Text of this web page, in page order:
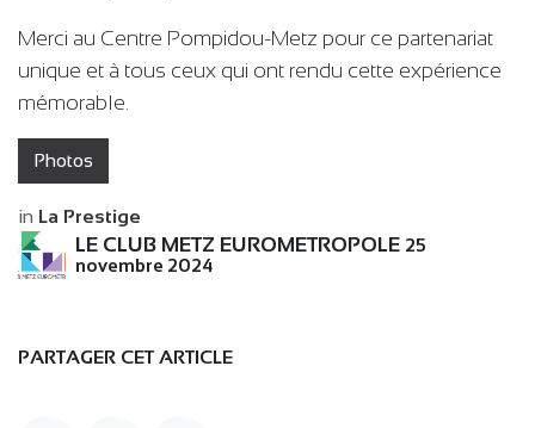
Merci au Centre Pompidou-Metz pour ce partenariat
unique et à tous ceux qui ont rendu cette expérience
mémorable.
Photos
in La Prestige
LE CLUB METZ EUROMETROPOLE 25
novembre 2024
PARTAGER CET ARTICLE